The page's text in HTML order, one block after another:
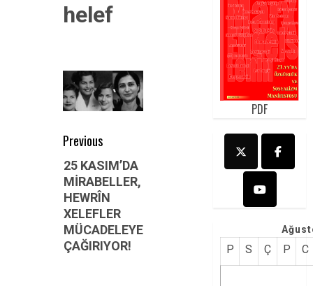
helef
Post
navigation
Previous
Previous
post:
25 KASIM’DA
MİRABELLER,
HEWRÎN
XELEFLER
MÜCADELEYE
ÇAĞIRIYOR!
PDF
P S Ç P C